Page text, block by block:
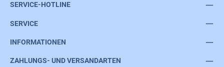
SERVICE-HOTLINE
SERVICE
INFORMATIONEN
ZAHLUNGS- UND VERSANDARTEN